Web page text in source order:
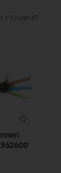
1 -12van 47